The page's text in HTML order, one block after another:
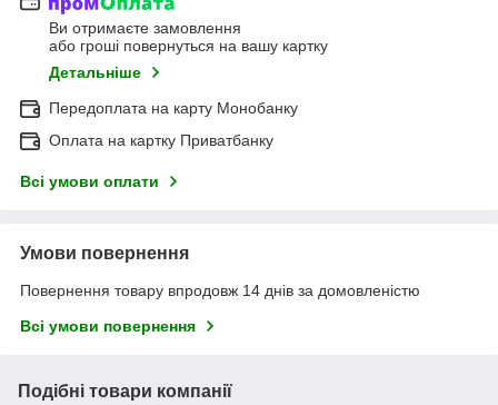
Ви отримаєте замовлення
або гроші повернуться на вашу картку
Детальніше
Передоплата на карту Монобанку
Оплата на картку Приватбанку
Всі умови оплати
Умови повернення
Повернення товару впродовж 14 днів за домовленістю
Всі умови повернення
Подібні товари компанії